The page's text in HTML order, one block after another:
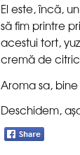
El este, încă,
să fim printre
acestui tort,